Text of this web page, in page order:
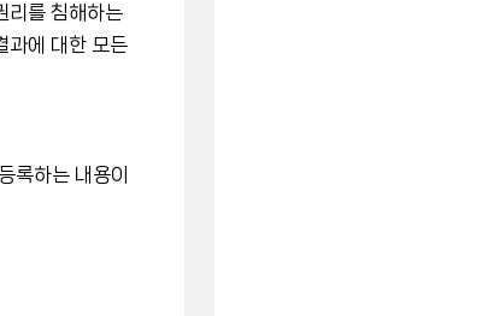
리를 침해하는
과에 대한 모든
록하는 내용이